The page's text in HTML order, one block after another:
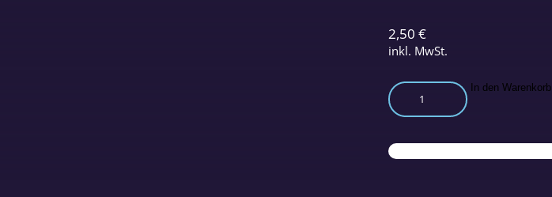
2,50 €
inkl. MwSt.
Aufrüsten
gegen
eigene
Volk
In den Warenkorb